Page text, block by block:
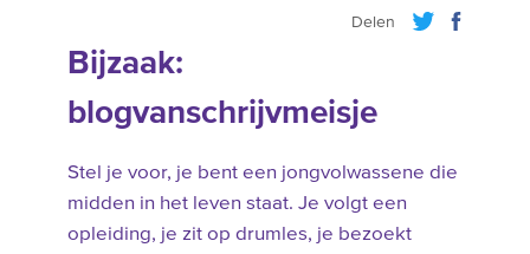
Delen
Bijzaak:
blogvanschrijvmeisje
Stel je voor, je bent een jongvolwassene die
midden in het leven staat. Je volgt een
opleiding, je zit op drumles, je bezoekt